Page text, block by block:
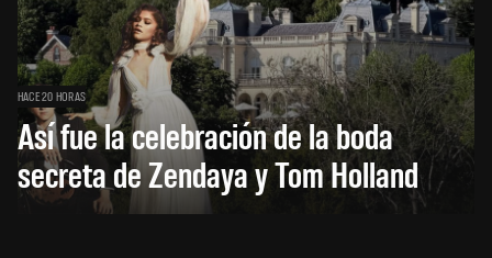
HACE 20 HORAS
Así fue la celebración de la boda
secreta de Zendaya y Tom Holland